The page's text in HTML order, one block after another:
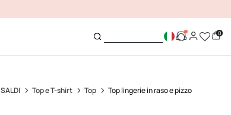
0
SALDI Top e T-shirt Top Top lingerie in raso e pizzo